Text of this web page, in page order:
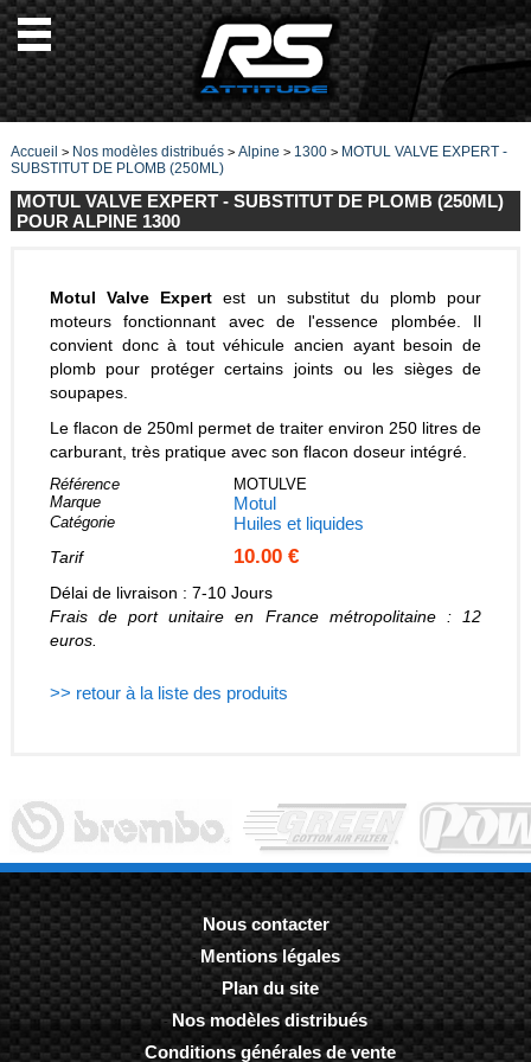
Accueil > Nos modèles distribués> Alpine > 1300> MOTUL VALVE EXPERT -
SUBSTITUT DE PLOMB (250ML)
MOTUL VALVE EXPERT - SUBSTITUT DE PLOMB (250ML)
POUR ALPINE 1300
Motul Valve Expert est un substitut du plomb pour
moteurs fonctionnant avec de l'essence plombée. Il
convient donc à tout véhicule ancien ayant besoin de
plomb pour protéger certains joints ou les sièges de
soupapes.
Le flacon de 250ml permet de traiter environ 250 litres de
carburant, très pratique avec son flacon doseur intégré.
Référence
MOTULVE
Marque
Motul
Catégorie Huiles et liquides
Tarif 10.00 €
Délai de livraison : 7-10 Jours
Frais de port unitaire en France métropolitaine : 12
euros.
>> retour à la liste des produits
Nous contacter
-Mentions légales
-Plan du site
-Nos modèles distribués
-Conditions générales de vente